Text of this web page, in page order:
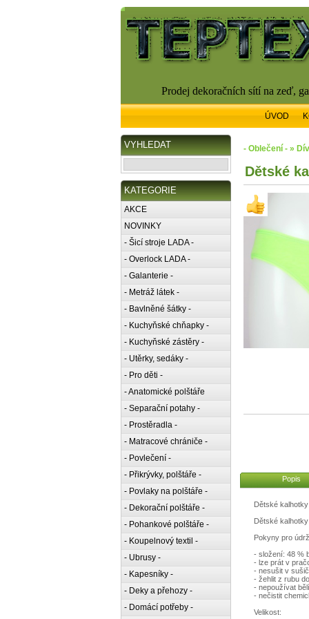
Prodej dekoračních sítí na zeď,
ÚVOD
VYHLEDAT
KATEGORIE
AKCE
NOVINKY
- Šicí stroje LADA -
- Overlock LADA -
- Galanterie -
- Metráž látek -
- Bavlněné šátky -
- Kuchyňské chňapky -
- Kuchyňské zástěry -
- Utěrky, sedáky -
- Pro děti -
- Anatomické polštáře
- Separační potahy -
- Prostěradla -
- Matracové chrániče -
- Povlečení -
- Přikrývky, polštáře -
- Povlaky na polštáře -
- Dekorační polštáře -
- Pohankové polštáře -
- Koupelnový textil -
- Ubrusy -
- Kapesníky -
- Deky a přehozy -
- Domácí potřeby -
- Oblečení - »
Dětské
Popis
Dětské
Dětské
Pokyny pro
- složení: 48 %
- lze prát v
- nesušit v
- žehlit z rubu
- nepoužívat
- nečistit
Velikost: